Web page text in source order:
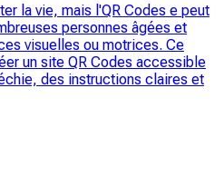
la vie, mais l'QR Codes e peut
personnes âgées et
visuelles ou motrices. Ce
un site QR Codes accessible
des instructions claires et